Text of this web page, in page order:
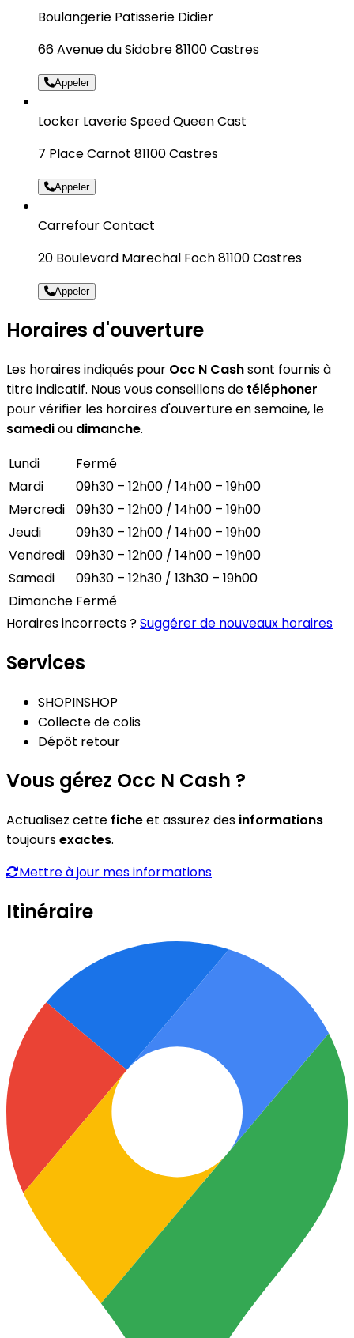
Boulangerie Patisserie Didier
66 Avenue du Sidobre 81100 Castres
Appeler
Locker Laverie Speed Queen Cast
7 Place Carnot 81100 Castres
Appeler
Carrefour Contact
20 Boulevard Marechal Foch 81100 Castres
Appeler
Horaires d'ouverture
Les horaires indiqués pour Occ N Cashsont fournis à
titre indicatif. Nous vous conseillons de téléphoner
pour vérifier les horaires d'ouverture en semaine, le
samediou dimanche.
Lundi
Fermé
Mardi
09h30 – 12h00 / 14h00 – 19h00
Mercredi
09h30 – 12h00 / 14h00 – 19h00
Jeudi
09h30 – 12h00 / 14h00 – 19h00
Vendredi
09h30 – 12h00 / 14h00 – 19h00
Samedi
09h30 – 12h30 / 13h30 – 19h00
Dimanche Fermé
Horaires incorrects ?Suggérer de nouveaux horaires
Services
SHOPINSHOP
Collecte de colis
Dépôt retour
Vous gérez Occ N Cash ?
Actualisez cette ficheet assurez des informations
toujoursexactes.
Mettre à jour mes informations
Itinéraire